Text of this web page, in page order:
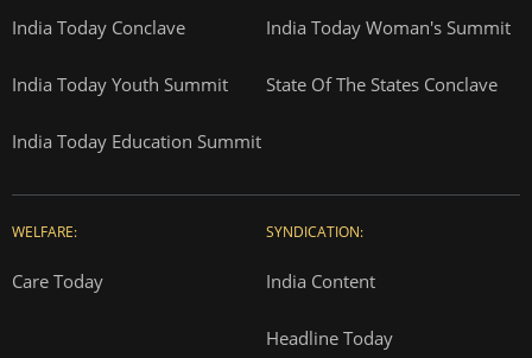
India Today Conclave India Today Woman's Summit
India Today Youth Summit State Of The States Conclave
India Today Education Summit
WELFARE:
Care Today
SYNDICATION:
India Content
Headline Today